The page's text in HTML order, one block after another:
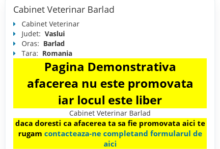
Cabinet Veterinar Barlad
Cabinet Veterinar
Judet: Vaslui
Oras: Barlad
Tara: Romania
Pagina Demonstrativa
afacerea nu este promovata
iar locul este liber
Cabinet Veterinar Barlad
daca doresti ca afacerea ta sa fie promovata aici te
rugam contacteaza-ne completand formularul de
aici